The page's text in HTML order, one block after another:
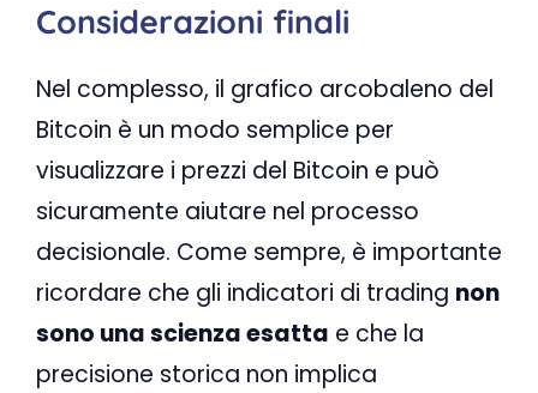
Considerazioni finali
Nel complesso, il grafico arcobaleno del
Bitcoin è un modo semplice per
visualizzare i prezzi del Bitcoin e può
sicuramente aiutare nel processo
decisionale. Come sempre, è importante
ricordare che gli indicatori di trading non
sono una scienza esatta e che la
precisione storica non implica